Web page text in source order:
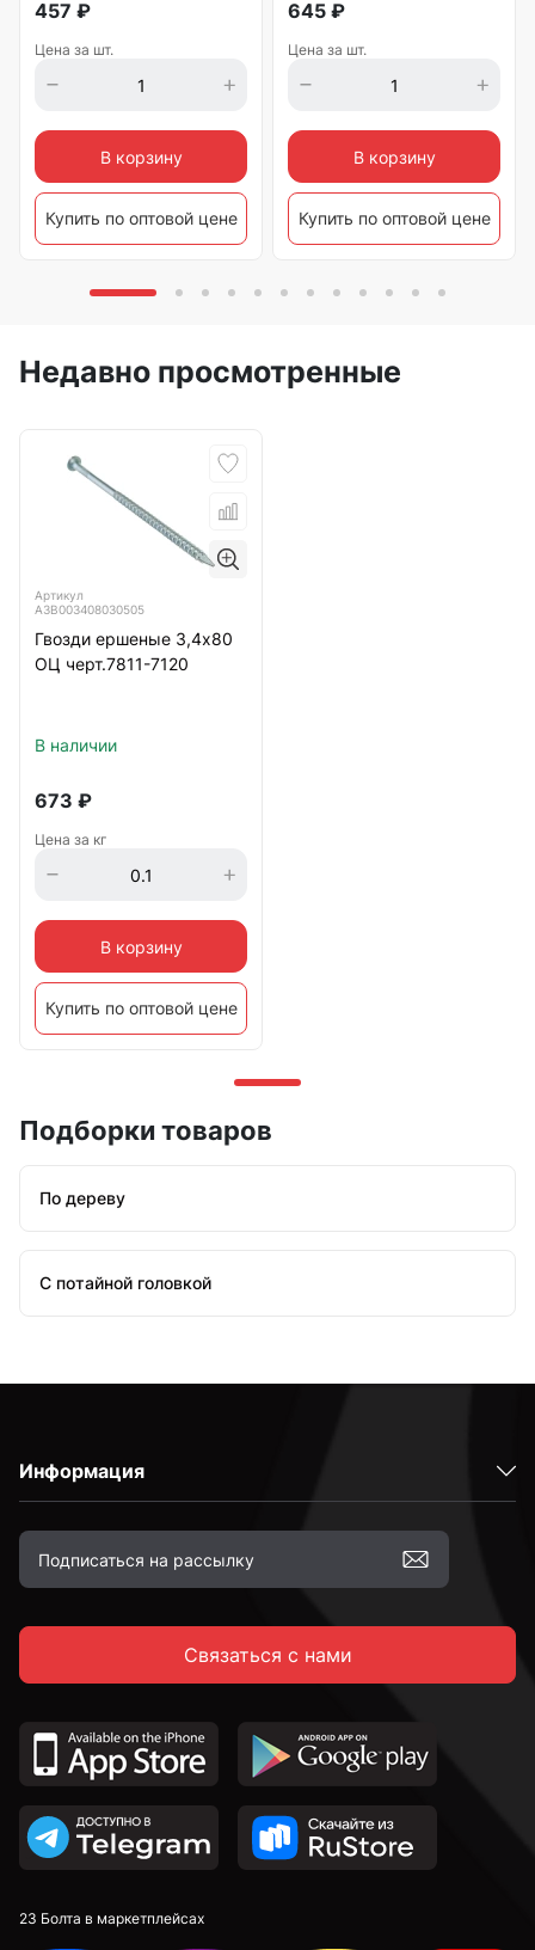
457 ₽
Цена за шт.
В корзину
Купить по оптовой цене
645 ₽
Цена за шт.
В корзину
Купить по оптовой цене
Недавно просмотренные
Артикул
А3В003408030505
Гвозди ершеные 3,4х80
ОЦ черт.7811-7120
В наличии
673 ₽
Цена за кг
В корзину
Купить по оптовой цене
Подборки товаров
По дереву
С потайной головкой
Информация
Связаться с нами
23 Болта в маркетплейсах